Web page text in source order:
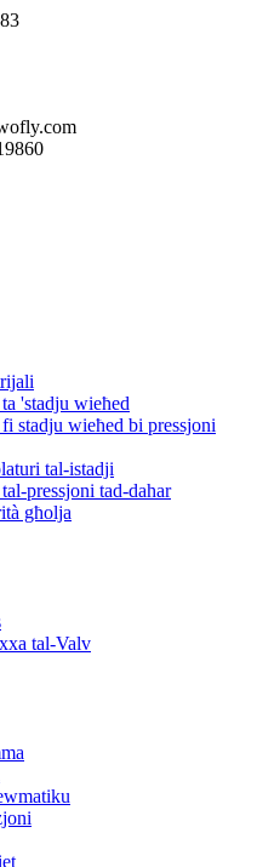
'stadju wieħed
stadju wieħed bi pressjoni
tal-istadji
pressjoni tad-dahar
għolja
tal-Valv